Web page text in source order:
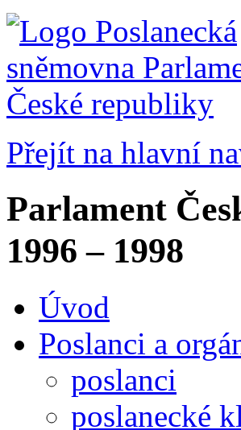
Přejít na hlavní
Parlament
1996 – 1998
Úvod
Poslanci a
poslanci
poslanecké